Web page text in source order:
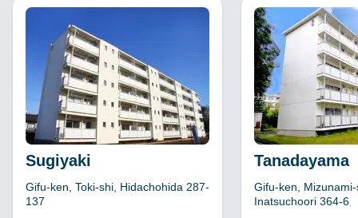
Sugiyaki
Gifu-ken, Toki-shi, Hidachohida 287-
137
Tanadayama
Gifu-ken,
Inatsuchoori 364-6